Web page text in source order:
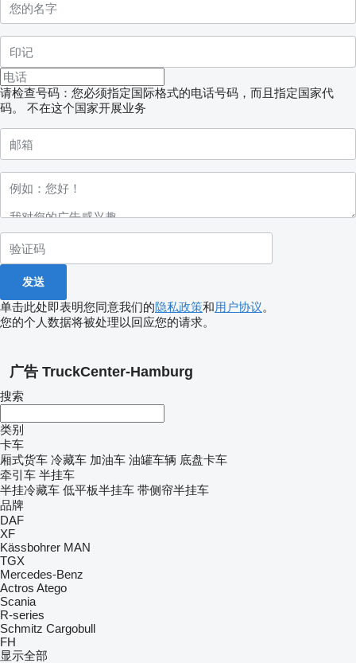
请检查号码：您必须指定国际格式的电话号码，而且指定国家代
码。
不在这个国家开展业务
单击此处即表明您同意我们的隐私政策和用户协议。
您的个人数据将被处理以回应您的请求。
广告 TruckCenter-Hamburg
搜索
类别
卡车
厢式货车 冷藏车 加油车 油罐车辆 底盘卡车
牵引车 半挂车
半挂冷藏车 低平板半挂车 带侧帘半挂车
品牌
DAF
XF
Kässbohrer MAN
TGX
Mercedes-Benz
Actros Atego
Scania
R-series
Schmitz Cargobull
FH
显示全部